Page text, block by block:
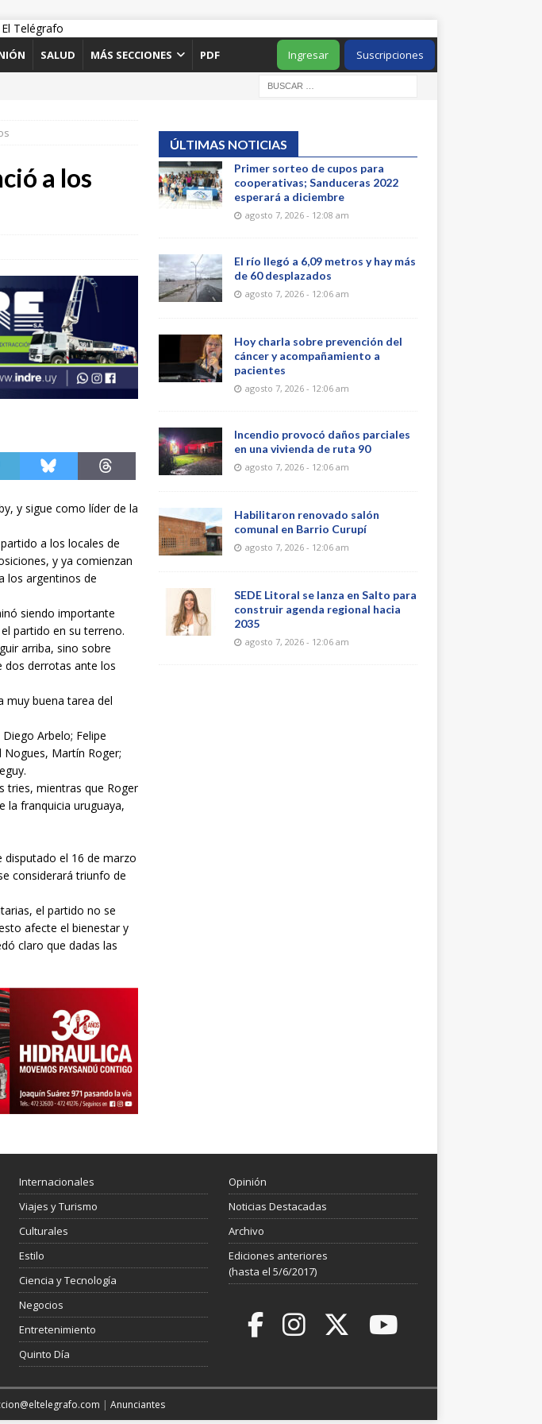
SALUD MÁS SECCIONES PDF Suscripciones
Ingresar
a los
y sigue como líder de la
a los locales de
y ya comienzan
los argentinos de
siendo importante
partido en su terreno.
arriba, sino sobre
dos derrotas ante los
muy buena tarea del
Arbelo; Felipe
Nogues, Martín Roger;
tries, mientras que Roger
la franquicia uruguaya,
disputado el 16 de marzo
considerará triunfo de
el partido no se
afecte el bienestar y
claro que dadas las
ÚLTIMAS NOTICIAS
Primer sorteo de cupos para
cooperativas; Sanduceras 2022
esperará a diciembre
agosto 7, 2026 - 12:08 am
El río llegó a 6,09 metros y hay más
de 60 desplazados
agosto 7, 2026 - 12:06 am
Hoy charla sobre prevención del
cáncer y acompañamiento a
pacientes
agosto 7, 2026 - 12:06 am
Incendio provocó daños parciales
en una vivienda de ruta 90
agosto 7, 2026 - 12:06 am
Habilitaron renovado salón
comunal en Barrio Curupí
agosto 7, 2026 - 12:06 am
SEDE Litoral se lanza en Salto para
construir agenda regional hacia
2035
agosto 7, 2026 - 12:06 am
Internacionales
Viajes y Turismo
Culturales
Estilo
Ciencia y Tecnología
Negocios
Entretenimiento
Quinto Día
Opinión
Noticias Destacadas
Archivo
Ediciones anteriores
(hasta el 5/6/2017)
| Anunciantes